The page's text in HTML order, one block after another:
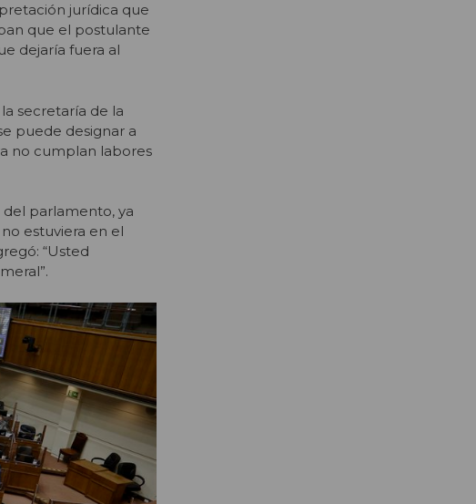
jurídica que
que el postulante
dejaría fuera al
secretaría de la
puede designar a
no cumplan labores
parlamento, ya
estuviera en el
“Usted